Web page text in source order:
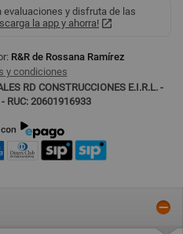
evaluaciones y disfruta de las
la app y ahorra!
R&R de Rossana Ramírez
y condiciones
RD CONSTRUCCIONES E.I.R.L. -
- RUC: 20601916933